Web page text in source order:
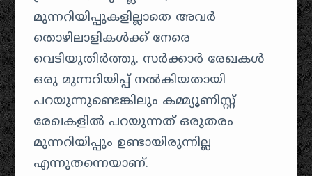
മുന്നറിയിപ്പുകളില്ലാതെ അവർ
തൊഴിലാളികൾക്ക് നേരെ
വെടിയുതിർത്തു. സർക്കാർ രേഖകൾ
ഒരു മുന്നറിയിപ്പ് നൽകിയതായി
പറയുന്നുണ്ടെങ്കിലും കമ്മ്യൂണിസ്റ്റ്
രേഖകളിൽ പറയുന്നത് ഒരുതരം
മുന്നറിയിപ്പും ഉണ്ടായിരുന്നില്ല
എന്നുതന്നെയാണ്.